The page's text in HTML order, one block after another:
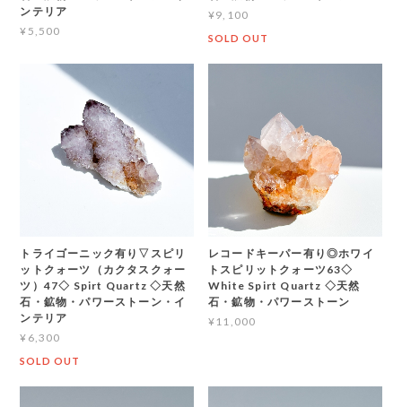
ンテリア
¥5,500
¥9,100
SOLD OUT
トライゴーニック有り▽スピリ
ットクォーツ（カクタスクォー
ツ）47◇ Spirt Quartz ◇天然
石・鉱物・パワーストーン・イ
ンテリア
¥6,300
SOLD OUT
レコードキーパー有り◎ホワイ
トスピリットクォーツ63◇
White Spirt Quartz ◇天然
石・鉱物・パワーストーン
¥11,000